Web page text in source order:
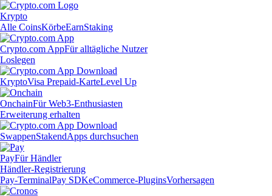
Krypto
Alle CoinsKörbeEarnStaking
Crypto.com AppFür alltägliche Nutzer
Loslegen
KryptoVisa Prepaid-KarteLevel Up
OnchainFür Web3-Enthusiasten
Erweiterung erhalten
SwappenStakendApps durchsuchen
PayFür Händler
Händler-Registrierung
Pay-TerminalPay SDKeCommerce-PluginsVorhersagen